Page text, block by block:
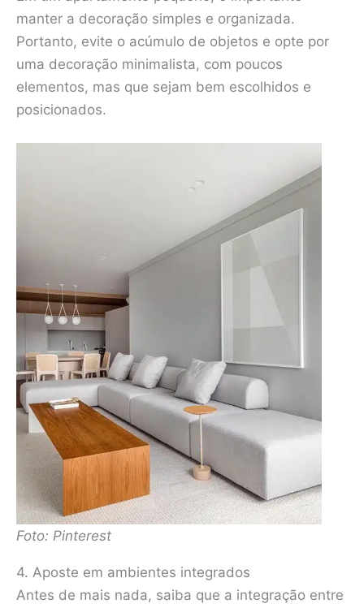
manter a decoração simples e organizada.
Portanto, evite o acúmulo de objetos e opte por
uma decoração minimalista, com poucos
elementos, mas que sejam bem escolhidos e
posicionados.
Foto: Pinterest
4. Aposte em ambientes integrados
Antes de mais nada, saiba que a integração entre